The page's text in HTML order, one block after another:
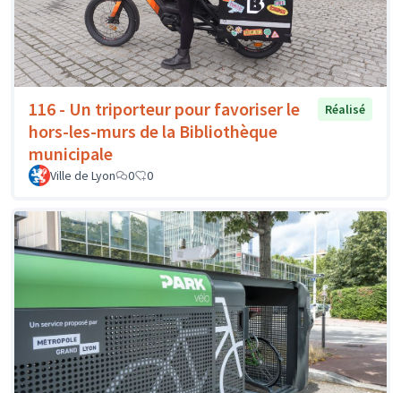
116 - Un triporteur pour favoriser le
hors-les-murs de la Bibliothèque
municipale
Réalisé
Ville de Lyon 0 0